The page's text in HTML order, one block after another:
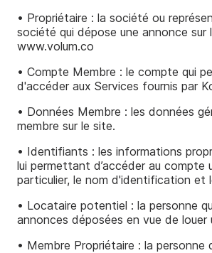
• Propriétaire : la société ou
société qui dépose une annonce sur
www.volum.co
• Compte Membre : le compte qui
d'accéder aux Services fournis par
• Données Membre : les données
membre sur le site.
• Identifiants : les informations
lui permettant d’accéder au compte
particulier, le nom d'identification et
• Locataire potentiel : la personne
annonces déposées en vue de louer
• Membre Propriétaire : la personne